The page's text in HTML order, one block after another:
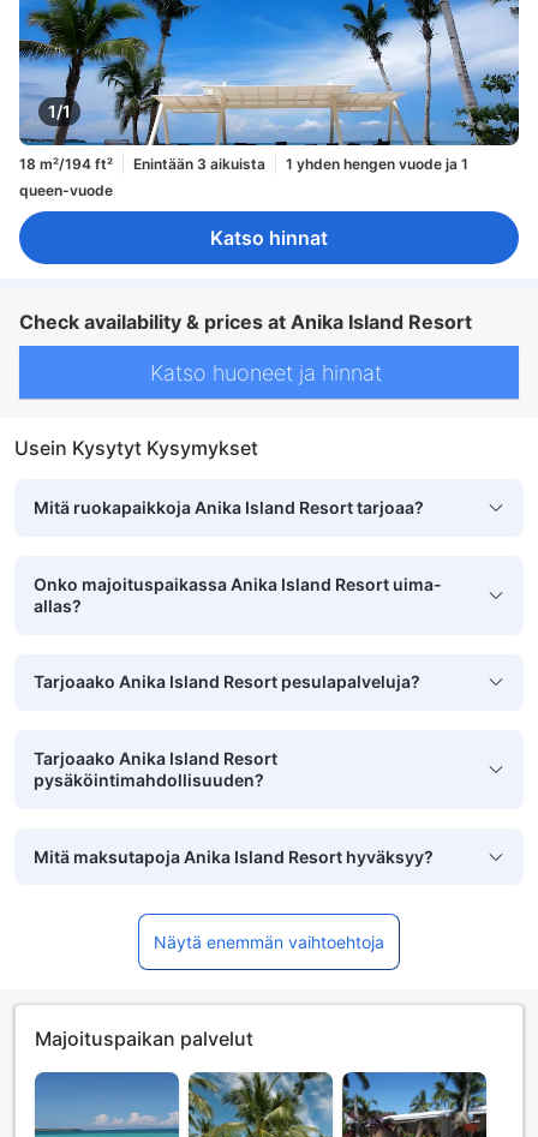
1/1
18 m²/194 ft² Enintään 3 aikuista
1 yhden hengen vuode ja 1
queen-vuode
Katso hinnat
Check availability & prices at Anika Island Resort
Katso huoneet ja hinnat
Usein Kysytyt Kysymykset
Mitä ruokapaikkoja Anika Island Resort tarjoaa?
Onko majoituspaikassa Anika Island Resort uima-
allas?
Tarjoaako Anika Island Resort pesulapalveluja?
Tarjoaako Anika Island Resort
pysäköintimahdollisuuden?
Mitä maksutapoja Anika Island Resort hyväksyy?
Näytä enemmän vaihtoehtoja
Majoituspaikan palvelut